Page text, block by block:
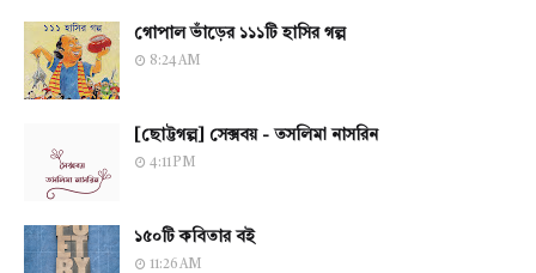
গোপাল ভাঁড়ের ১১১টি হাসির গল্প
8:24 AM
[ছোট্টগল্প] সেক্সবয় - তসলিমা নাসরিন
4:11 PM
১৫০টি কবিতার বই
11:26 AM